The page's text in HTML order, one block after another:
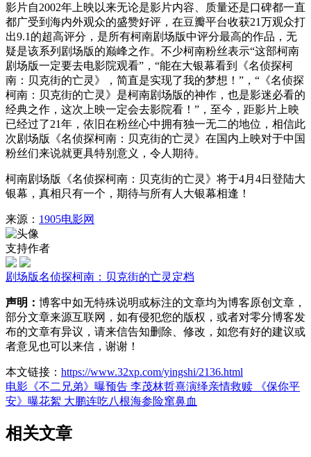
影片自2002年上映以来无论是影片内容、质量还是口碑都一直
都广受到海内外观众的盛赞好评，在豆瓣平台收获21万观众打
出9.1的超高评分，是所有柯南剧场版中评分最高的作品，无
疑是该系列剧场版的巅峰之作。不少柯南粉丝表示“这部柯南
剧场版一定要去电影院观看”，“能在大银幕看到《名侦探柯
南：贝克街的亡灵》，简直是实现了我的梦想！”，“《名侦探
柯南：贝克街的亡灵》是柯南剧场版的神作，也是影迷必看的
经典之作，这次上映一定会去影院看！”，至今，距影片上映
已经过了21年，依旧在粉丝心中拥有独一无二的地位，相信此
次剧场版《名侦探柯南：贝克街的亡灵》在国内上映对于中国
粉丝们来说就更具特别意义，令人期待。
柯南剧场版《名侦探柯南：贝克街的亡灵》将于4月4日登陆大
银幕，真相只有一个，期待与所有人大银幕相逢！
来源： 1905电影网
支持作者
剧场版名侦探柯南：贝克街的亡灵 定档
声明： 博客中如无特殊说明或标注的文章均为博客原创文章，
部分文章来源互联网，如有侵犯您的版权，或者对零分博客发
布的文章有异议，请来信告知删除、修改，如您有好的建议或
者意见也可以来信，谢谢！
本文链接： https://www.32xp.com/yingshi/2136.html
电影《不二兄弟》曝预告 李茂林哲熹演绎亲情救赎
《保你平
安》曝花絮 大鹏连吃八根海参险窜鼻血
相关文章